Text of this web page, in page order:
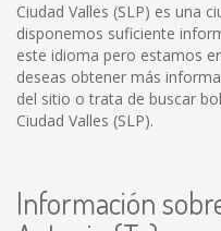
Ciudad Valles (SLP) es una
disponemos suficiente
este idioma pero estamos
deseas obtener más
del sitio o trata de buscar
Ciudad Valles (SLP).
Información